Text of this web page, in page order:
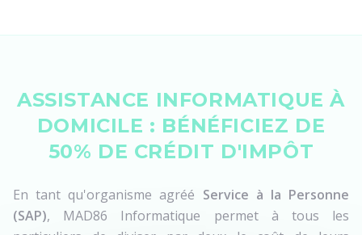
ASSISTANCE INFORMATIQUE À
DOMICILE : BÉNÉFICIEZ DE
50% DE CRÉDIT D'IMPÔT
En tant qu'organisme agréé Service à la Personne
(SAP), MAD86 Informatique permet à tous les